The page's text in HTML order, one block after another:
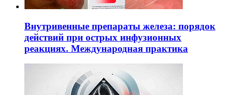
Внутривенные препараты железа: порядок
действий при острых инфузионных
реакциях. Международная практика